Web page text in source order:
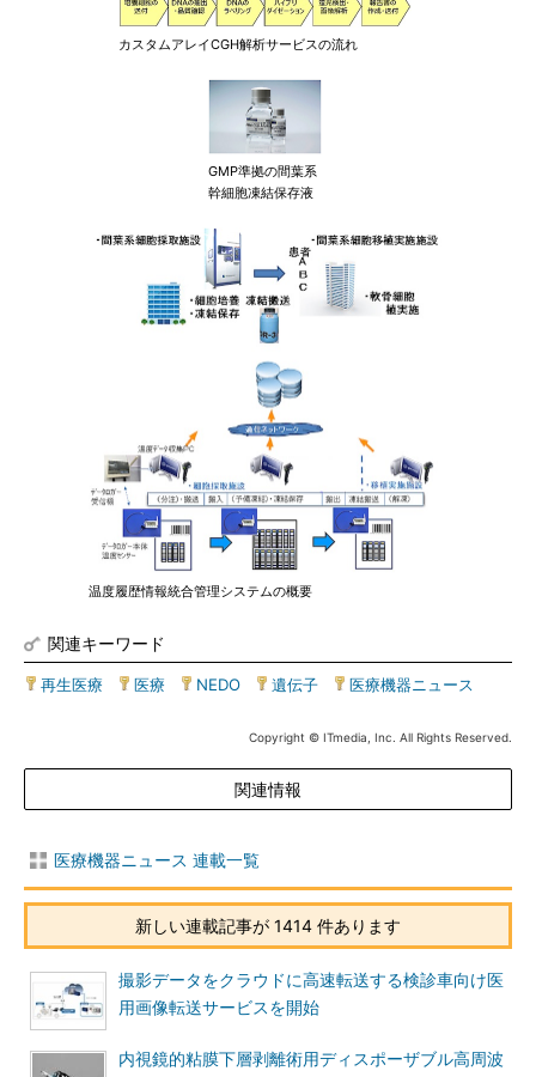
カスタムアレイCGH解析サービスの流れ
GMP準拠の間葉系
幹細胞凍結保存液
温度履歴情報統合管理システムの概要
関連キーワード
再生医療 医療 NEDO 遺伝子 医療機器ニュース
Copyright © ITmedia, Inc. All Rights Reserved.
関連情報
医療機器ニュース 連載一覧
新しい連載記事が 1414 件あります
撮影データをクラウドに高速転送する検診車向け医
用画像転送サービスを開始
内視鏡的粘膜下層剥離術用ディスポーザブル高周波